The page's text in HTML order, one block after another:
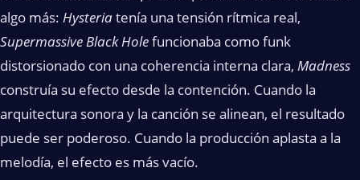
algo más: Hysteriatenía una tensión rítmica real,
Supermassive Black Holefuncionaba como funk
distorsionado con una coherencia interna clara, Madness
construía su efecto desde la contención. Cuando la
arquitectura sonora y la canción se alinean, el resultado
puede ser poderoso. Cuando la producción aplasta a la
melodía, el efecto es más vacío.